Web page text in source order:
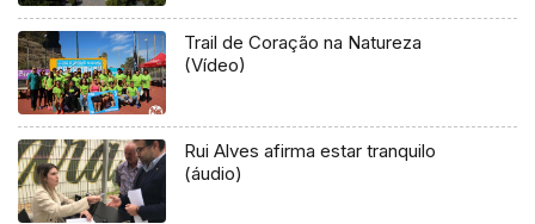
Trail de Coração na Natureza
(Vídeo)
Rui Alves afirma estar tranquilo
(áudio)